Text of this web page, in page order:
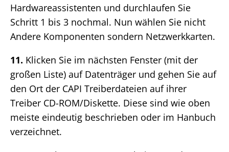
Hardwareassistenten und durchlaufen Sie
Schritt 1 bis 3 nochmal. Nun wählen Sie nicht
Andere Komponenten sondern Netzwerkkarten.
11. Klicken Sie im nächsten Fenster (mit der
großen Liste) auf Datenträger und gehen Sie auf
den Ort der CAPI Treiberdateien auf ihrer
Treiber CD-ROM/Diskette. Diese sind wie oben
meiste eindeutig beschrieben oder im Hanbuch
verzeichnet.